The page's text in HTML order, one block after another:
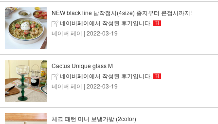
NEW black line 납작접시(4size) 종지부터 큰접시까지!
네이버페이에서 작성된 후기입니다.
H
네이버 페이 | 2022-03-19
Cactus Unique glass M
네이버페이에서 작성된 후기입니다.
H
네이버 페이 | 2022-03-19
체크 패턴 미니 보냉가방 (2color)